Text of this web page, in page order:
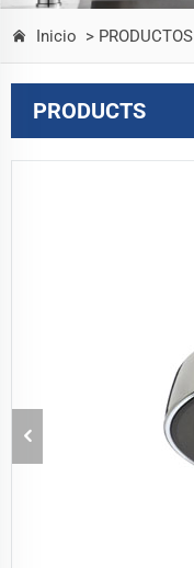
Inicio > PRODUCTOS
PRODUCTS